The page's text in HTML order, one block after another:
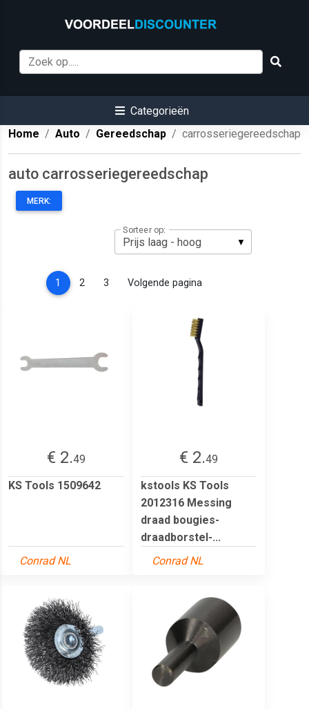
Categorieën
Home
Auto Gereedschap carrosseriegereedschap
auto carrosseriegereedschap
MERK:
Sorteer op:
1 (current)
2 3 Volgende pagina
€ 2.49
KS Tools 1509642
Conrad NL
€ 2.49
kstools KS Tools
2012316 Messing
draad bougies-
draadborstel-...
Conrad NL